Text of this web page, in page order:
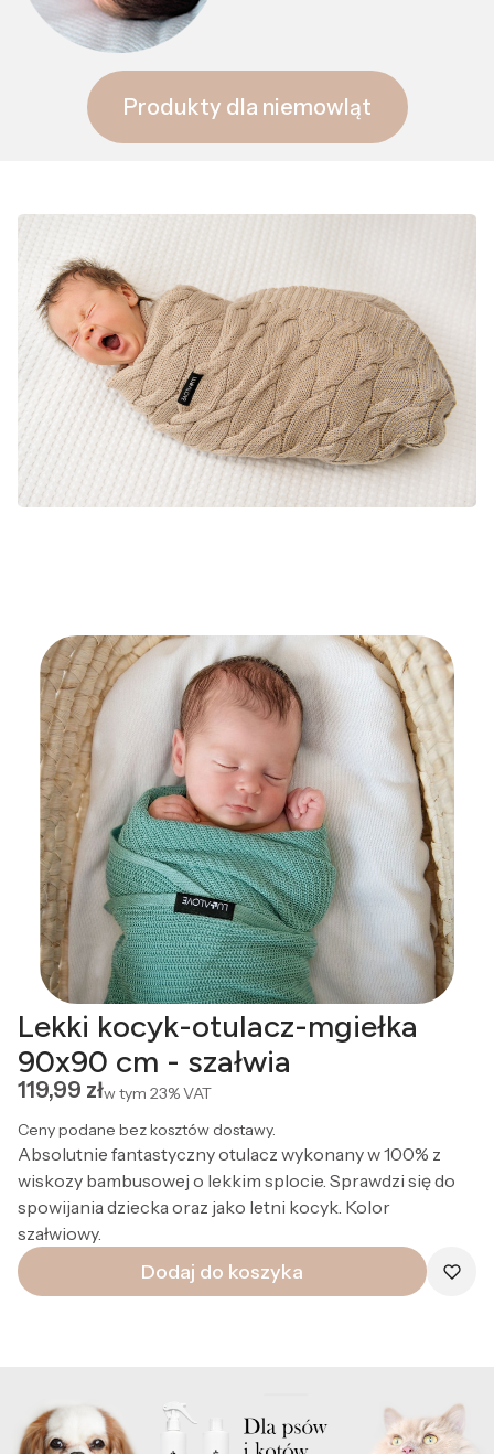
Produkty dla niemowląt
Lekki kocyk-otulacz-mgiełka
90x90 cm - szałwia
Cena
119,99 złw tym 23%VAT
Ceny podane bez kosztów dostawy.
Absolutnie fantastyczny otulacz wykonany w 100% z
wiskozy bambusowej o lekkim splocie. Sprawdzi się do
spowijania dziecka oraz jako letni kocyk. Kolor
szałwiowy.
Dodaj do koszyka